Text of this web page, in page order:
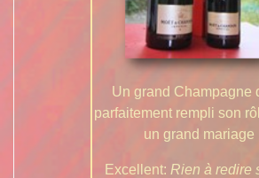
Un grand Champagne
parfaitement rempli son
un grand mariage
Excellent: Rien à redire